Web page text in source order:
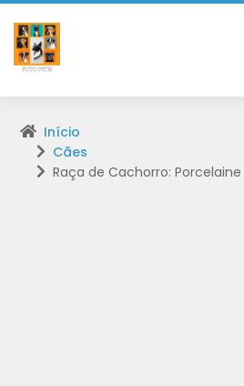
Início
Cães
Raça de Cachorro: Porcelaine